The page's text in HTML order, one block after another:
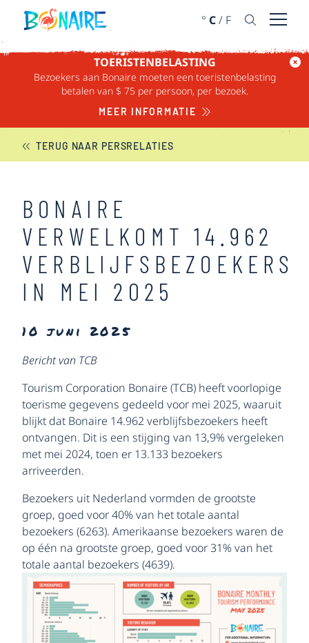
DOORGAAN NAAR ARTIKEL
° C/ F Menu
TOERISTENBELASTING
Bezoekers aan Bonaire moeten een toeristenbelasting
betalen van $ 75 per persoon, per bezoek.
MEER INFORMATIE
BONAIRE NIEUWS
TERUG NAAR PERSRELATIES
BONAIRE
VERWELKOMT 14.962
VERBLIJFSBEZOEKERS
IN MEI 2025
10 juni 2025
Bericht van TCB
Tourism Corporation Bonaire (TCB) heeft voorlopige
toerisme gegevens gedeeld voor mei 2025, waaruit
blijkt dat Bonaire 14.962 verblijfsbezoekers heeft
ontvangen. Dit is een stijging van 13,9% vergeleken
met mei 2024, toen er 13.133 bezoekers
arriveerden.
Bezoekers uit Nederland vormden de grootste
groep, goed voor 40% van het totale aantal
bezoekers (6263). Amerikaanse bezoekers waren de
op één na grootste groep, goed voor 31% van het
totale aantal bezoekers (4639).